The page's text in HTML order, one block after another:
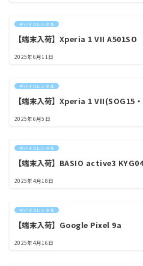
デバイスレンタル
【端末入荷】Xperia 1 VII A501SO
2025年6月11日
デバイスレンタル
【端末入荷】Xperia 1 VII(SOG15
2025年6月5日
デバイスレンタル
【端末入荷】BASIO active3
2025年4月18日
デバイスレンタル
【端末入荷】Google Pixel 9a
2025年4月16日